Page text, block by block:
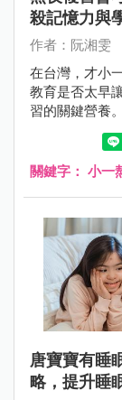
殺記憶力與
作者：阮湘雯
在台灣，才小
教育是否太早
習的關鍵營養
「熬夜才用功
關係的重視。
關鍵字： 小一
唐寶寶有睡
略，提升睡